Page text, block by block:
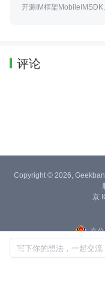
开源IM框架MobileIMSDK
评论
写下你的想法，一起交流
Copyright © 2026,
京
京